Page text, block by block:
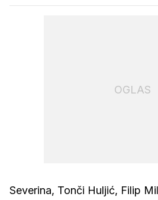
OGLAS
Severina, Tonči Huljić, Filip